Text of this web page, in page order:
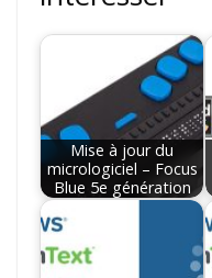
Mise à jour du
micrologiciel – Focus
Blue 5e génération